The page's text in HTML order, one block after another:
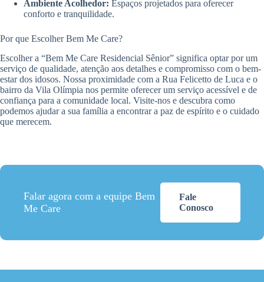
Ambiente Acolhedor: Espaços projetados para oferecer
conforto e tranquilidade.
Por que Escolher Bem Me Care?
Escolher a “Bem Me Care Residencial Sênior” significa optar por um
serviço de qualidade, atenção aos detalhes e compromisso com o bem-
estar dos idosos. Nossa proximidade com a Rua Felicetto de Luca e o
bairro da Vila Olímpia nos permite oferecer um serviço acessível e de
confiança para a comunidade local. Visite-nos e descubra como
podemos ajudar a sua família a encontrar a paz de espírito e o cuidado
que merecem.
Falar agora com a equipe Bem
Me Care
Fale
Conosco